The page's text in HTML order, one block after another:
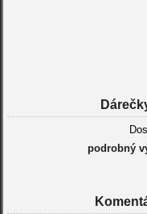
podrobný